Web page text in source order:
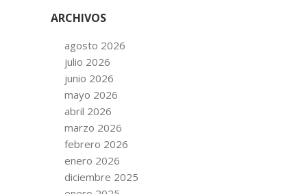
ARCHIVOS
agosto 2026
julio 2026
junio 2026
mayo 2026
abril 2026
marzo 2026
febrero 2026
enero 2026
diciembre 2025